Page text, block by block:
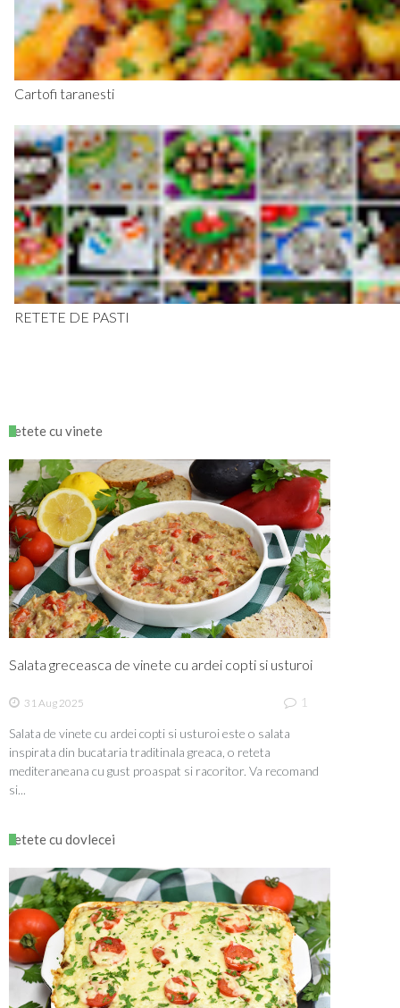
Cartofi taranesti
RETETE DE PASTI
retete cu vinete
Salata greceasca de vinete cu ardei copti si usturoi
31 Aug 2025 1
Salata de vinete cu ardei copti si usturoi este o salata
inspirata din bucataria traditinala greaca, o reteta
mediteraneana cu gust proaspat si racoritor. Va recomand
si...
retete cu dovlecei